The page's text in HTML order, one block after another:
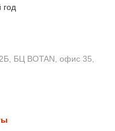
год
БЦ BOTAN, офис 35,